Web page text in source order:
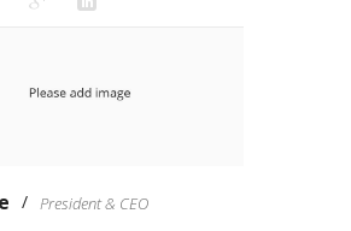
President & CEO